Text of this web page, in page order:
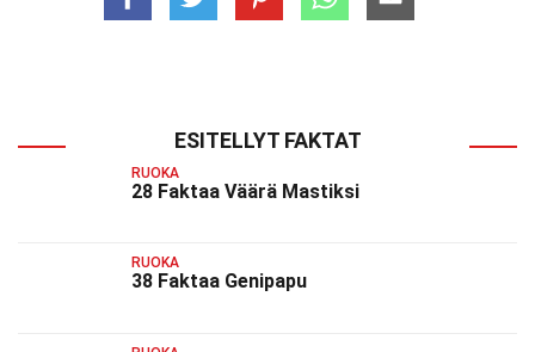
ESITELLYT FAKTAT
RUOKA
28 Faktaa Väärä Mastiksi
RUOKA
38 Faktaa Genipapu